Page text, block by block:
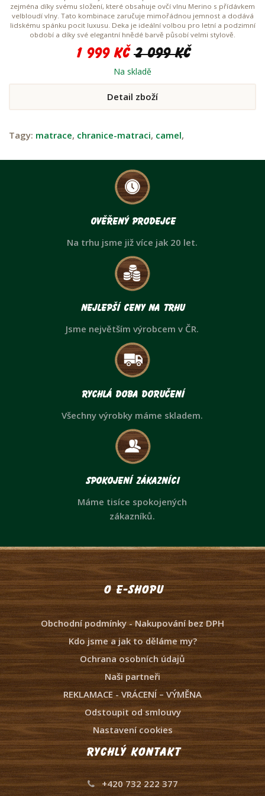
zejména díky svému složení, které obsahuje ovčí vlnu Merino s přídávkem
velbloudí vlny. Tato kombinace zaručuje mimořádnou jemnost a dodává
lidskému spánku pocit luxusu. Deka je ideální volbou pro letní a podzimní
období a díky své elegantní hnědé barvě působí velmi stylově.
1 999 Kč 2 099 Kč
Na skladě
Detail zboží
Tagy: matrace, chranice-matraci, camel,
Ověřený prodejce
Na trhu jsme již více jak 20 let.
Nejlepší ceny na trhu
Jsme největším výrobcem v ČR.
Rychlá doba doručení
Všechny výrobky máme skladem.
Spokojení zákazníci
Máme tisíce spokojených
zákazníků.
O e-shopu
Obchodní podmínky - Nakupování bez DPH
Kdo jsme a jak to děláme my?
Ochrana osobních údajů
Naši partneři
REKLAMACE - VRÁCENÍ – VÝMĚNA
Odstoupit od smlouvy
Nastavení cookies
Rychlý kontakt
+420 732 222 377